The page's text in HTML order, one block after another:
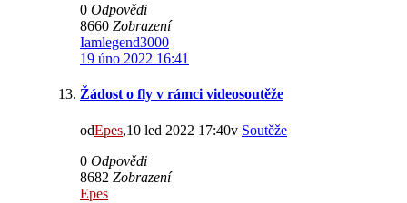
0 Odpovědi
8660 Zobrazení
Iamlegend3000
19 úno 2022 16:41
Žádost o fly v rámci videosoutěže
odEpes,10 led 2022 17:40v Soutěže
0 Odpovědi
8682 Zobrazení
Epes